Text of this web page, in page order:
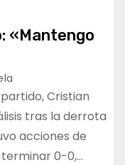
«Mantengo
Cristian
tras la derrota
acciones de
0-0,…